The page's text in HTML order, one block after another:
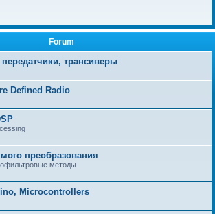
Forum
трансиверы
Defined Radio
преобразования
методы
Microcontrollers